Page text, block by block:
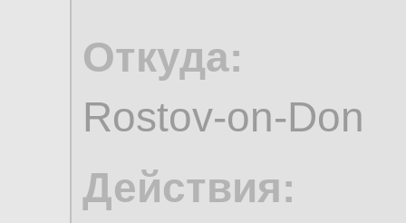
Откуда:
Rostov-on-Don
Действия: